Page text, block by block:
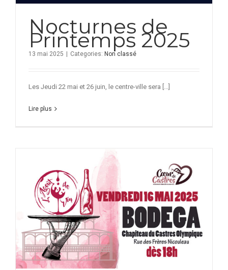
Nocturnes de
Printemps 2025
13 mai 2025 | Categories: Non classé
Les Jeudi 22 mai et 26 juin, le centre-ville sera [...]
Lire plus